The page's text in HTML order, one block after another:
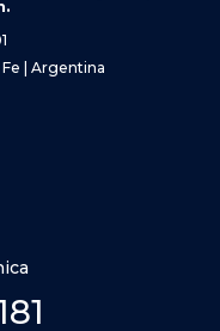
| Argentina